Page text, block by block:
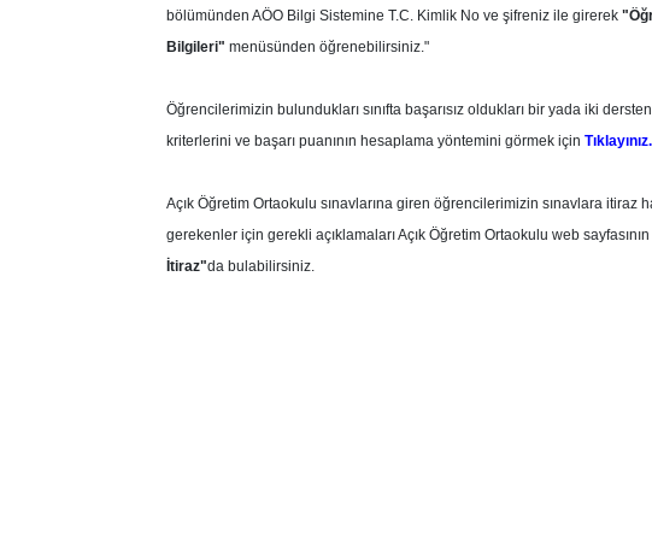
bölümünden AÖO Bilgi Sistemine T.C. Kimlik No ve şifreniz ile girerek
Bilgileri" menüsünden öğrenebilirsiniz."
Öğrencilerimizin bulundukları sınıfta başarısız oldukları bir yada iki
kriterlerini ve başarı puanının hesaplama yöntemini görmek için
Açık Öğretim Ortaokulu sınavlarına giren öğrencilerimizin sınavlara itiraz
gerekenler için gerekli açıklamalarıAçık Öğretim Ortaokulu web sayfasının
İtiraz"da bulabilirsiniz.